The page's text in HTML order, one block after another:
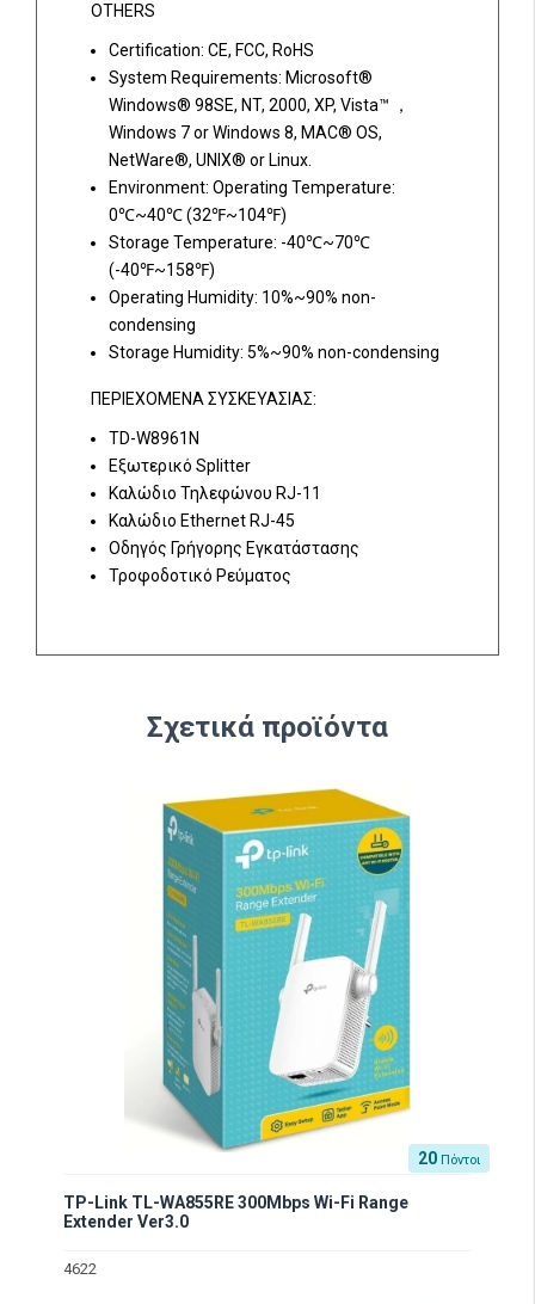
OTHERS
Certification: CE, FCC, RoHS
System Requirements: Microsoft®
Windows® 98SE, NT, 2000, XP, Vista™ ，
Windows 7 or Windows 8, MAC® OS,
NetWare®, UNIX® or Linux.
Environment: Operating Temperature:
0℃~40℃ (32℉~104℉)
Storage Temperature: -40℃~70℃
(-40℉~158℉)
Operating Humidity: 10%~90% non-
condensing
Storage Humidity: 5%~90% non-condensing
ΠΕΡΙΕΧΟΜΕΝΑ ΣΥΣΚΕΥΑΣΙΑΣ:
TD-W8961N
Εξωτερικό Splitter
Καλώδιο Τηλεφώνου RJ-11
Καλώδιο Ethernet RJ-45
Οδηγός Γρήγορης Εγκατάστασης
Τροφοδοτικό Ρεύματος
Σχετικά προϊόντα
20 Πόντοι
TP-Link TL-WA855RE 300Mbps Wi-Fi Range
Extender Ver3.0
4622